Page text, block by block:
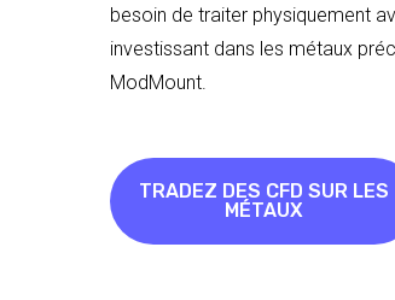
besoin de traiter physiquement
investissant dans les métaux
ModMount.
TRADEZ DES CFD SUR LES
MÉTAUX